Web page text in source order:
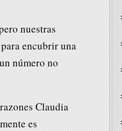
nuestras
encubrir una
número no
Claudia
es